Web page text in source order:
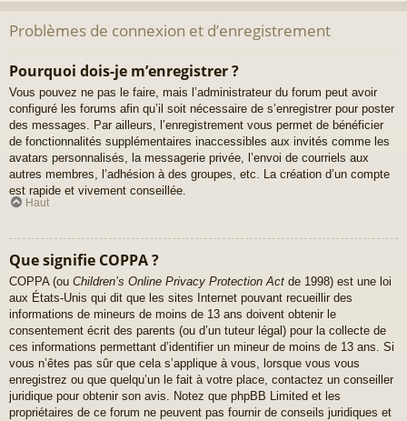
Problèmes de connexion et d’enregistrement
Pourquoi dois-je m’enregistrer ?
Vous pouvez ne pas le faire, mais l’administrateur du forum peut avoir
configuré les forums afin qu’il soit nécessaire de s’enregistrer pour poster
des messages. Par ailleurs, l’enregistrement vous permet de bénéficier
de fonctionnalités supplémentaires inaccessibles aux invités comme les
avatars personnalisés, la messagerie privée, l’envoi de courriels aux
autres membres, l’adhésion à des groupes, etc. La création d’un compte
est rapide et vivement conseillée.
Haut
Que signifie COPPA ?
COPPA (ou Children’s Online Privacy Protection Act de 1998) est une loi
aux États-Unis qui dit que les sites Internet pouvant recueillir des
informations de mineurs de moins de 13 ans doivent obtenir le
consentement écrit des parents (ou d’un tuteur légal) pour la collecte de
ces informations permettant d’identifier un mineur de moins de 13 ans. Si
vous n’êtes pas sûr que cela s’applique à vous, lorsque vous vous
enregistrez ou que quelqu’un le fait à votre place, contactez un conseiller
juridique pour obtenir son avis. Notez que phpBB Limited et les
propriétaires de ce forum ne peuvent pas fournir de conseils juridiques et